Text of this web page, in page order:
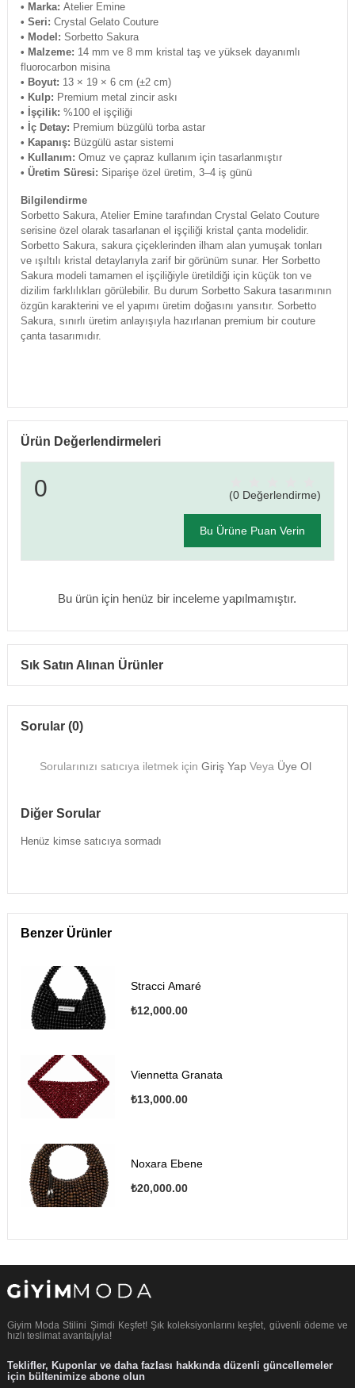
• Marka: Atelier Emine
• Seri: Crystal Gelato Couture
• Model: Sorbetto Sakura
• Malzeme: 14 mm ve 8 mm kristal taş ve yüksek dayanımlı
fluorocarbon misina
• Boyut: 13 × 19 × 6 cm (±2 cm)
• Kulp: Premium metal zincir askı
• İşçilik: %100 el işçiliği
• İç Detay: Premium büzgülü torba astar
• Kapanış: Büzgülü astar sistemi
• Kullanım: Omuz ve çapraz kullanım için tasarlanmıştır
• Üretim Süresi: Siparişe özel üretim, 3–4 iş günü
Bilgilendirme
Sorbetto Sakura, Atelier Emine tarafından Crystal Gelato Couture
serisine özel olarak tasarlanan el işçiliği kristal çanta modelidir.
Sorbetto Sakura, sakura çiçeklerinden ilham alan yumuşak tonları
ve ışıltılı kristal detaylarıyla zarif bir görünüm sunar. Her Sorbetto
Sakura modeli tamamen el işçiliğiyle üretildiği için küçük ton ve
dizilim farklılıkları görülebilir. Bu durum Sorbetto Sakura tasarımının
özgün karakterini ve el yapımı üretim doğasını yansıtır. Sorbetto
Sakura, sınırlı üretim anlayışıyla hazırlanan premium bir couture
çanta tasarımıdır.
Ürün Değerlendirmeleri
0 (0 Değerlendirme)
Bu Ürüne Puan Verin
Bu ürün için henüz bir inceleme yapılmamıştır.
Sık Satın Alınan Ürünler
Sorular (0)
Sorularınızı satıcıya iletmek içinGiriş Yap Veya Üye Ol
Diğer Sorular
Henüz kimse satıcıya sormadı
Benzer Ürünler
Stracci Amaré
₺12,000.00
Viennetta Granata
₺13,000.00
Noxara Ebene
₺20,000.00
Giyim Moda Stilini Şimdi Keşfet! Şık koleksiyonlarını keşfet, güvenli ödeme ve
hızlı teslimat avantajıyla!
Teklifler, Kuponlar ve daha fazlası hakkında düzenli güncellemeler
için bültenimize abone olun